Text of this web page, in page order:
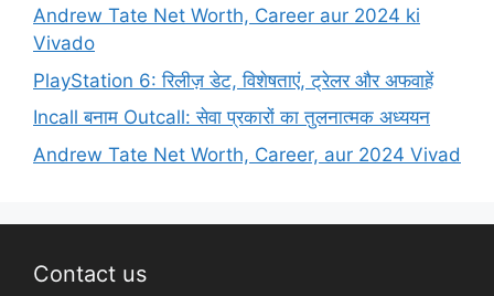
Andrew Tate Net Worth, Career aur 2024 ki
Vivado
PlayStation 6: रिलीज़ डेट, विशेषताएं, ट्रेलर और अफवाहें
Incall बनाम Outcall: सेवा प्रकारों का तुलनात्मक अध्ययन
Andrew Tate Net Worth, Career, aur 2024 Vivad
Contact us